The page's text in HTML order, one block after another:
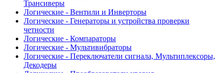
Трансиверы
Логические - Вентили и Инверторы
Логические - Генераторы и устройства проверки
четности
Логические - Компараторы
Логические - Мультивибраторы
Логические - Переключатели сигнала, Мультиплексоры,
Декодеры